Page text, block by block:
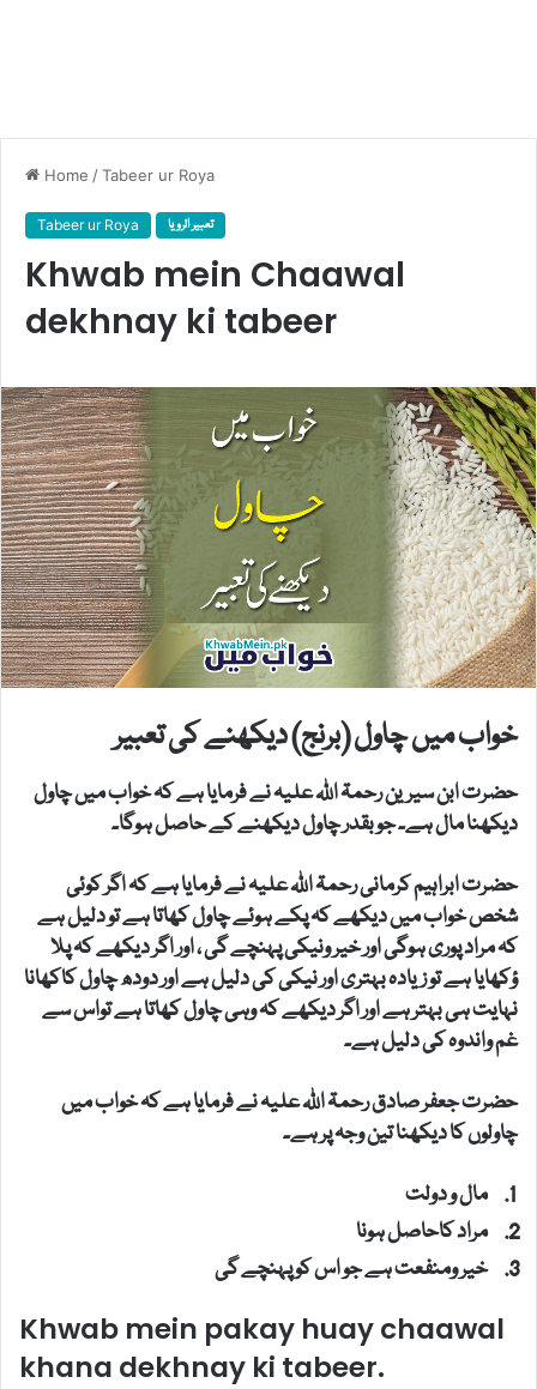
Home /Tabeer ur Roya
Tabeer ur Roya تعبیر الرویا
Khwab mein Chaawal
dekhnay ki tabeer
خواب میں چاول (برنج) دیکھنے کی تعبیر
حضرت ابن سیرین رحمۃ اللہ علیہ نے فرمایا ہے کہ خواب میں چاول
دیکھنا مال ہے۔ جو بقدر چاول دیکھنے کے حاصل ہوگا۔
حضرت ابراہیم کرمانی رحمۃ اللہ علیہ نے فرمایا ہے کہ اگر کوئی
شخص خواب میں دیکھے کہ پکے ہوئے چاول کھاتا ہے تو دلیل ہے
کہ مراد پوری ہوگی اور خیر ونیکی پہنچے گی ، اور اگر دیکھے کہ پلا
ؤکھایا ہے تو زیادہ بہتری اور نیکی کی دلیل ہے اور دودھ چاول کاکھانا
نہایت ہی بہتر ہے اور اگر دیکھے کہ وہی چاول کھاتا ہے تواس سے
غم واندوہ کی دلیل ہے۔
حضرت جعفر صادق رحمۃ اللہ علیہ نے فرمایا ہے کہ خواب میں
چاولوں کا دیکھنا تین وجہ پر ہے۔
مال و دولت
مراد کاحاصل ہونا
خیر ومنفعت ہے جو اس کو پہنچے گی
Khwab mein pakay huay chaawal
khana dekhnay ki tabeer.